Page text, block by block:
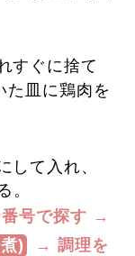
すぐに捨て
た皿に鶏肉を
して入れ、
。
号で探す →
)
→ 調理を